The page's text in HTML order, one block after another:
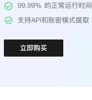
99.99% 的正常运行时间
支持API和账密模式提取
立即购买